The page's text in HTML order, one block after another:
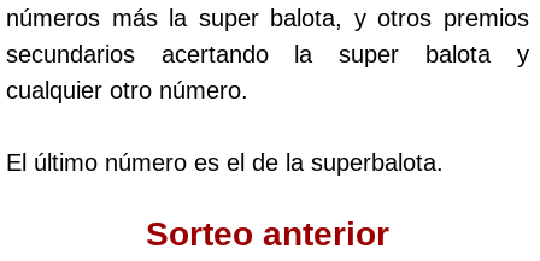
Caribeña Día
Caribeña Noche
Chontico Día
Chontico Noche
números más la super balota, y otros premios
secundarios acertando la super balota y
cualquier otro número.
El último número es el de la superbalota.
Sorteo anterior